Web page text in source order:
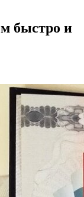
быстро и